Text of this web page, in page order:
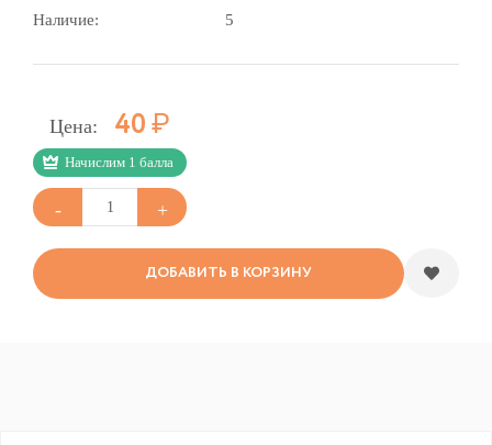
Наличие:
5
Цена: 40
Начислим 1 балла
ДОБАВИТЬ В КОРЗИНУ